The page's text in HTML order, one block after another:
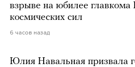
взрыве на юбилее главкома
космических сил
6 часов назад
Юлия Навальная призвала